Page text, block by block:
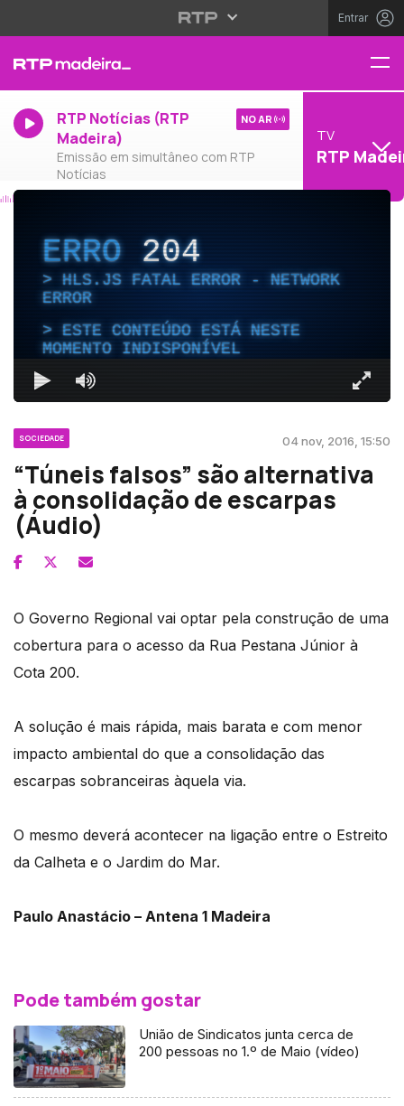
Entrar
RTP Notícias (RTP
Madeira)
Emissão em simultâneo com RTP
Notícias
NO AR
TV
RTP
ERRO204
HLS.JS FATAL ERROR - NETWORK
ERROR
ESTE CONTEÚDO ESTÁ NESTE
MOMENTO INDISPONÍVEL
SOCIEDADE 04 nov, 2016, 15:50
“Túneis falsos” são alternativa
à consolidação de escarpas
(Áudio)
O Governo Regional vai optar pela construção de uma
cobertura para o acesso da Rua Pestana Júnior à
Cota 200.
A solução é mais rápida, mais barata e com menor
impacto ambiental do que a consolidação das
escarpas sobranceiras àquela via.
O mesmo deverá acontecer na ligação entre o Estreito
da Calheta e o Jardim do Mar.
Paulo Anastácio – Antena 1 Madeira
Pode também gostar
União de Sindicatos junta cerca de
200 pessoas no 1.º de Maio (vídeo)